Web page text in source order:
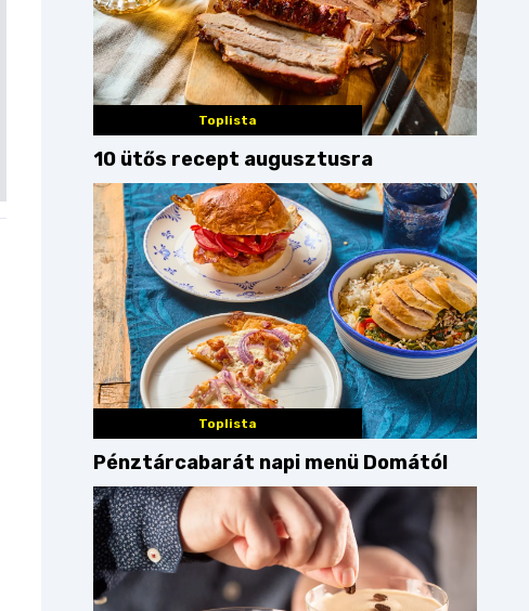
Toplista
10 ütős recept augusztusra
Toplista
Pénztárcabarát napi menü Domától